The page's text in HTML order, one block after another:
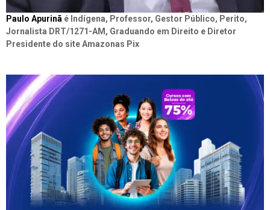
Paulo Apurinã é Indígena, Professor, Gestor Público, Perito,
Jornalista DRT/1271-AM, Graduando em Direito e Diretor
Presidente do site Amazonas Pix